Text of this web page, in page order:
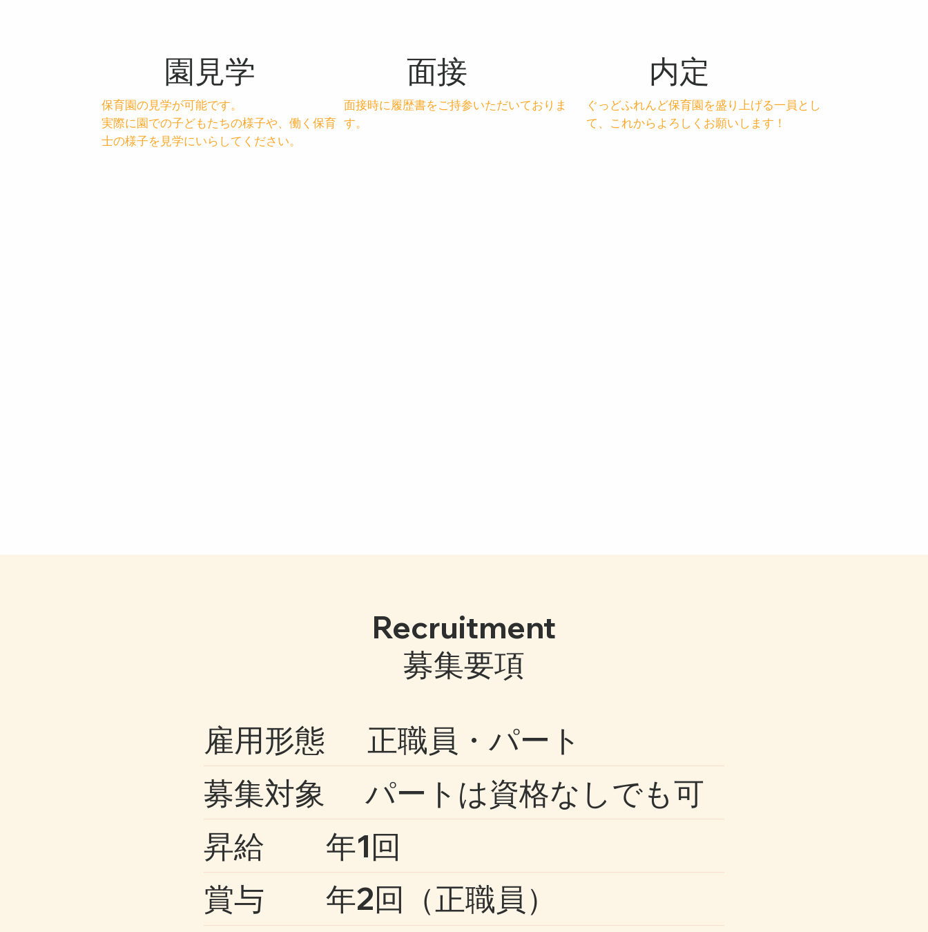
Recruitment
募集要項
雇用形態
正職員・パート
募集対象
パートは資格なしでも可
昇給
年1回
賞与
年2回（正職員）
園見学
保育園の見学が可能です。
実際に園での子どもたちの様子や、働く保育
士の様子を見学にいらしてください。
面接
面接時に履歴書をご持参いただいておりま
す。
内定
ぐっどふれんど保育園を盛り上げる一員とし
て、これからよろしくお願いします！